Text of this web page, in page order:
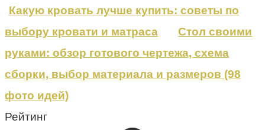
Какую кровать лучше купить: советы по
выбору кровати и матраса
Стол своими
руками: обзор готового чертежа, схема
сборки, выбор материала и размеров (98
фото идей)
Рейтинг